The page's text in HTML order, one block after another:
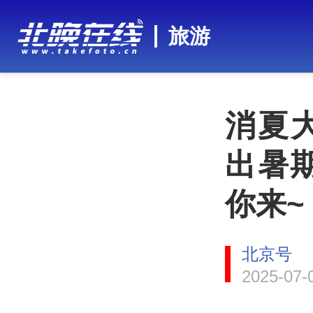
旅游
消夏
出暑
你来~
北京号
2025-07-